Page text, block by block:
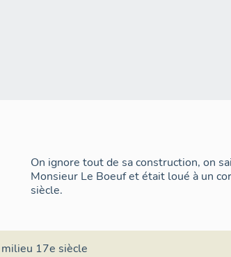
On ignore tout de sa construction, on
Monsieur Le Boeuf et était loué à un
siècle.
milieu 17e siècle